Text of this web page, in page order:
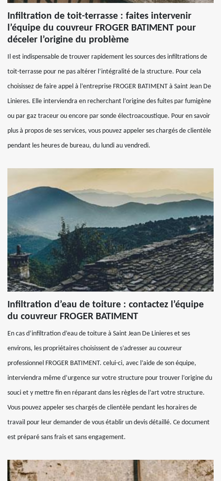
Infiltration de toit-terrasse : faites intervenir
l’équipe du couvreur FROGER BATIMENT pour
déceler l’origine du problème
Il est indispensable de trouver rapidement les sources des infiltrations de
toit-terrasse pour ne pas altérer l’intégralité de la structure. Pour cela
choisissez de faire appel à l’entreprise FROGER BATIMENT à Saint Jean De
Linieres. Elle interviendra en recherchant l’origine des fuites par fumigène
ou par gaz traceur ou encore par sonde électroacoustique. Pour en savoir
plus à propos de ses services, vous pouvez appeler ses chargés de clientèle
pendant les heures de bureau, du lundi au vendredi.
Infiltration d’eau de toiture : contactez l’équipe
du couvreur FROGER BATIMENT
En cas d’infiltration d’eau de toiture à Saint Jean De Linieres et ses
environs, les propriétaires choisissent de s’adresser au couvreur
professionnel FROGER BATIMENT. celui-ci, avec l’aide de son équipe,
interviendra même d’urgence sur votre structure pour trouver l’origine du
souci et y mettre fin en réparant dans les règles de l’art votre structure.
Vous pouvez appeler ses chargés de clientèle pendant les horaires de
travail pour leur demander de vous établir un devis détaillé. Ce document
est préparé sans frais et sans engagement.